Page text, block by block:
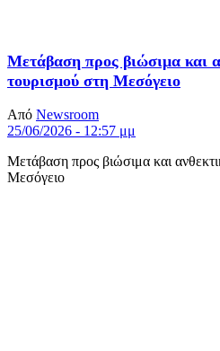
Μετάβαση προς βιώσιμα και
τουρισμού στη Μεσόγειο
Από Newsroom
25/06/2026 - 12:57 μμ
Μετάβαση προς βιώσιμα και
Μεσόγειο